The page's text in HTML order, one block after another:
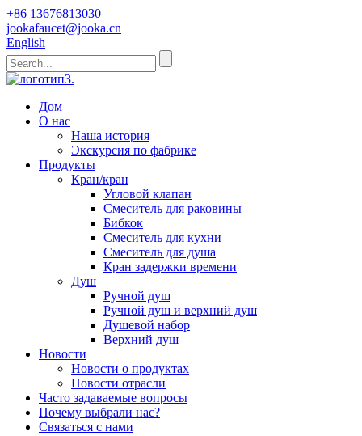
+86 13676813030
jookafaucet@jooka.cn
English
Дом
О нас
Наша история
Экскурсия по фабрике
Продукты
Кран/кран
Угловой клапан
Смеситель для раковины
Бибкок
Смеситель для кухни
Смеситель для душа
Кран задержки времени
Душ
Ручной душ
Ручной душ и верхний душ
Душевой набор
Верхний душ
Новости
Новости о продуктах
Новости отрасли
Часто задаваемые вопросы
Почему выбрали нас?
Связаться с нами